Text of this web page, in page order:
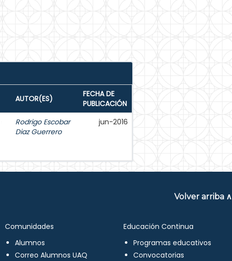
AUTOR(ES)
FECHA DE
PUBLICACIÓN
Rodrigo Escobar
Diaz Guerrero
jun-2016
Volver arriba ∧
Comunidades
Alumnos
Correo Alumnos UAQ
Educación Continua
Programas educativos
Convocatorias